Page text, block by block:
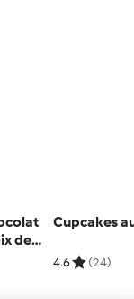
de
Cupcakes
4.6 (24)